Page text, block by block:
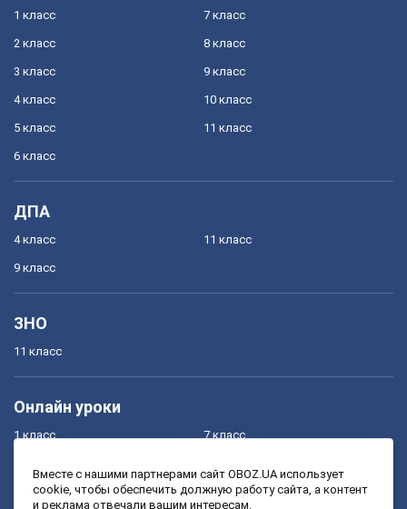
1 класс
2 класс
3 класс
4 класс
5 класс
6 класс
7 класс
8 класс
9 класс
10 класс
11 класс
ДПА
4 класс
9 класс
11 класс
ЗНО
11 класс
Онлайн уроки
1 класс
3 класс
7 класс
9 класс
Вместе с нашими партнерами сайт OBOZ.UA использует
cookie, чтобы обеспечить должную работу сайта, а контент
и реклама отвечали вашим интересам.